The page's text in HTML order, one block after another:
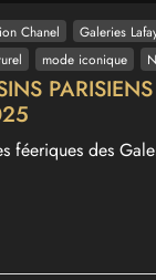
Chanel Galeries
mode iconique
féeriques des